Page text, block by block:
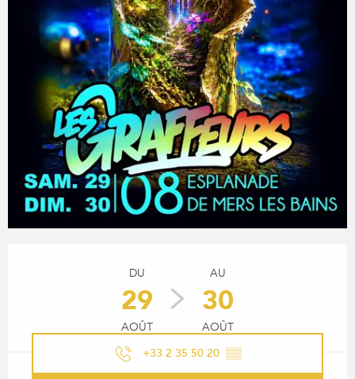
DU
29
AOÛT
AU
30
AOÛT
+33 2 35 50 20 ▒▒